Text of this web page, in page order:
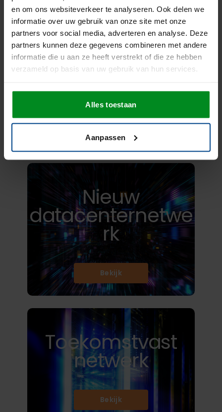
en om ons websiteverkeer te analyseren. Ook delen we
informatie over uw gebruik van onze site met onze
partners voor social media, adverteren en analyse. Deze
partners kunnen deze gegevens combineren met andere
informatie die u aan ze heeft verstrekt of die ze hebben
verzameld op basis van uw gebruik van hun services.
Alles toestaan
Aanpassen
Bekijk
Outtasking
Nieuw
datacenternetwe
rk
Bekijk
Toekomstvast
netwerk
Bekijk